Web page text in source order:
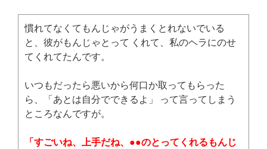
慣れてなくてもんじゃがうまくとれないでいる
と、彼がもんじゃとって くれて、私のヘラにのせ
てくれてたんです。
いつもだったら悪いから何口か取ってもらった
ら、「あとは自分でできるよ」 って言ってしまう
ところなんですが。
「すごいね、上手だね、●●のとってくれるもんじ